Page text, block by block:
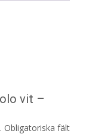
vit –
Obligatoriska fält